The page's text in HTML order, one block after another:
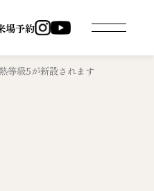
場予約
等級5が新設されます